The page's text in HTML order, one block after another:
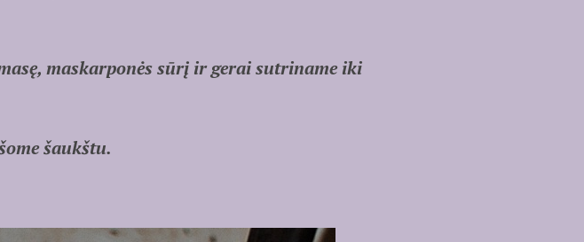
maskarponės sūrį ir gerai sutriname iki
šaukštu.